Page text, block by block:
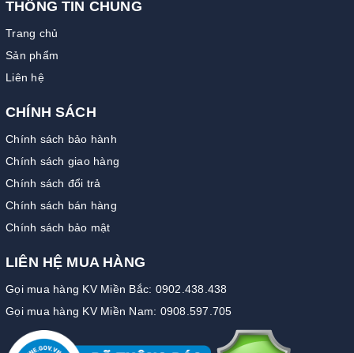
THÔNG TIN CHUNG
Trang chủ
Sản phẩm
Liên hệ
CHÍNH SÁCH
Chính sách bảo hành
Chính sách giao hàng
Chính sách đổi trả
Chính sách bán hàng
Chính sách bảo mật
LIÊN HỆ MUA HÀNG
Gọi mua hàng KV Miền Bắc: 0902.438.438
Gọi mua hàng KV Miền Nam: 0908.597.705